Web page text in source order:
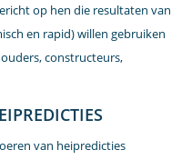
op hen die resultaten van
en rapid) willen gebruiken
constructeurs,
van heipredicties